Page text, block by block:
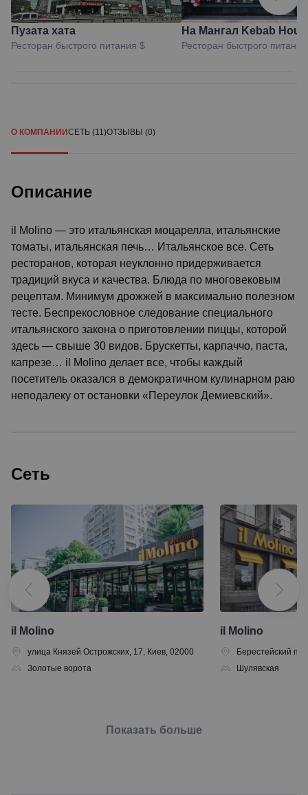
Пузата хата
Ресторан быстрого питания $
На Мангал Kebab
Ресторан быстрого
О КОМПАНИИСЕТЬ (11)ОТЗЫВЫ (0)
Описание
il Molino — это итальянская моцарелла, итальянские
томаты, итальянская печь… Итальянское все. Сеть
ресторанов, которая неуклонно придерживается
традиций вкуса и качества. Блюда по многовековым
рецептам. Минимум дрожжей в максимально полезном
тесте. Беспрекословное следование специального
итальянского закона о приготовлении пиццы, которой
здесь — свыше 30 видов. Брускетты, карпаччо, паста,
капрезе… il Molino делает все, чтобы каждый
посетитель оказался в демократичном кулинарном раю
неподалеку от остановки «Переулок Демиевский».
Сеть
il Molino
улица Князей Острожских, 17, Киев, 02000
Золотые ворота
il Molino
Берестейский
Шулявская
Показать больше